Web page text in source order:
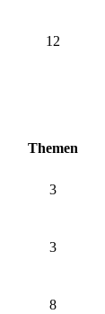
12
Themen
3
3
8